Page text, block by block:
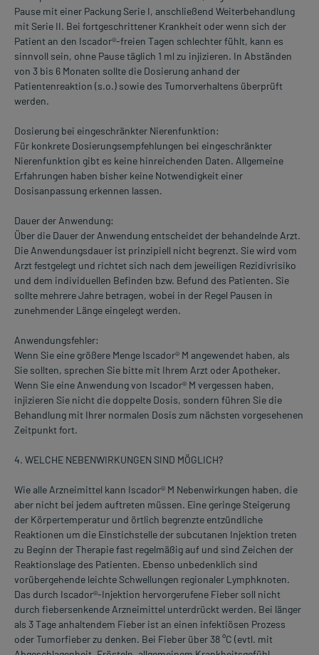
Pause mit einer Packung Serie I, anschließend Weiterbehandlung
mit Serie II. Bei fortgeschrittener Krankheit oder wenn sich der
Patient an den Iscador®-freien Tagen schlechter fühlt, kann es
sinnvoll sein, ohne Pause täglich 1 ml zu injizieren. In Abständen
von 3 bis 6 Monaten sollte die Dosierung anhand der
Patientenreaktion (s.o.) sowie des Tumorverhaltens überprüft
werden.
Dosierung bei eingeschränkter Nierenfunktion:
Für konkrete Dosierungsempfehlungen bei eingeschränkter
Nierenfunktion gibt es keine hinreichenden Daten. Allgemeine
Erfahrungen haben bisher keine Notwendigkeit einer
Dosisanpassung erkennen lassen.
Dauer der Anwendung:
Über die Dauer der Anwendung entscheidet der behandelnde Arzt.
Die Anwendungsdauer ist prinzipiell nicht begrenzt. Sie wird vom
Arzt festgelegt und richtet sich nach dem jeweiligen Rezidivrisiko
und dem individuellen Befinden bzw. Befund des Patienten. Sie
sollte mehrere Jahre betragen, wobei in der Regel Pausen in
zunehmender Länge eingelegt werden.
Anwendungsfehler:
Wenn Sie eine größere Menge Iscador® M angewendet haben, als
Sie sollten, sprechen Sie bitte mit Ihrem Arzt oder Apotheker.
Wenn Sie eine Anwendung von Iscador® M vergessen haben,
injizieren Sie nicht die doppelte Dosis, sondern führen Sie die
Behandlung mit Ihrer normalen Dosis zum nächsten vorgesehenen
Zeitpunkt fort.
4. WELCHE NEBENWIRKUNGEN SIND MÖGLICH?
Wie alle Arzneimittel kann Iscador® M Nebenwirkungen haben, die
aber nicht bei jedem auftreten müssen. Eine geringe Steigerung
der Körpertemperatur und örtlich begrenzte entzündliche
Reaktionen um die Einstichstelle der subcutanen Injektion treten
zu Beginn der Therapie fast regelmäßig auf und sind Zeichen der
Reaktionslage des Patienten. Ebenso unbedenklich sind
vorübergehende leichte Schwellungen regionaler Lymphknoten.
Das durch Iscador®-Injektion hervorgerufene Fieber soll nicht
durch fiebersenkende Arzneimittel unterdrückt werden. Bei länger
als 3 Tage anhaltendem Fieber ist an einen infektiösen Prozess
oder Tumorfieber zu denken. Bei Fieber über 38 °C (evtl. mit